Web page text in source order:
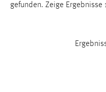
gefunden. Zeige Ergebnisse
Einverständnis
cookie_consent
Dieser Cookie